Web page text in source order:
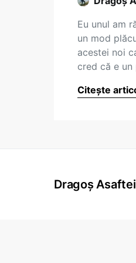
Eu unul am
un mod
acestei noi
cred că e
Citește
Dragoș